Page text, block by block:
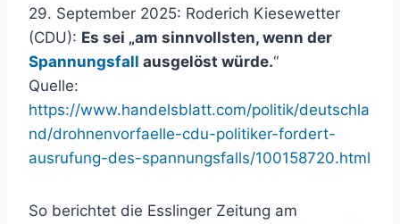
29. September 2025: Roderich Kiesewetter
(CDU): Es sei „am sinnvollsten, wenn der
Spannungsfall ausgelöst würde.“
Quelle:
https://www.handelsblatt.com/politik/deutschla
nd/drohnenvorfaelle-cdu-politiker-fordert-
ausrufung-des-spannungsfalls/100158720.html
So berichtet die Esslinger Zeitung am